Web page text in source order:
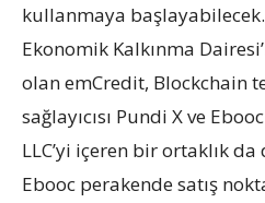
kullanmaya
Ekonomik Kalkınma
olan emCredit, Blockchain
sağlayıcısı Pundi X ve
LLC’yi içeren bir ortaklık
Ebooc perakende satış